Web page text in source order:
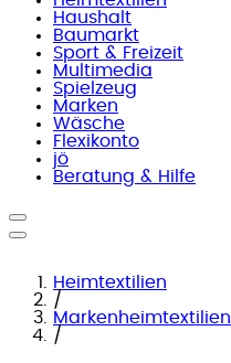
Haushalt
Baumarkt
Sport & Freizeit
Multimedia
Spielzeug
Marken
Wäsche
Flexikonto
jö
Beratung & Hilfe
Heimtextilien
/
Markenheimtextilien
/